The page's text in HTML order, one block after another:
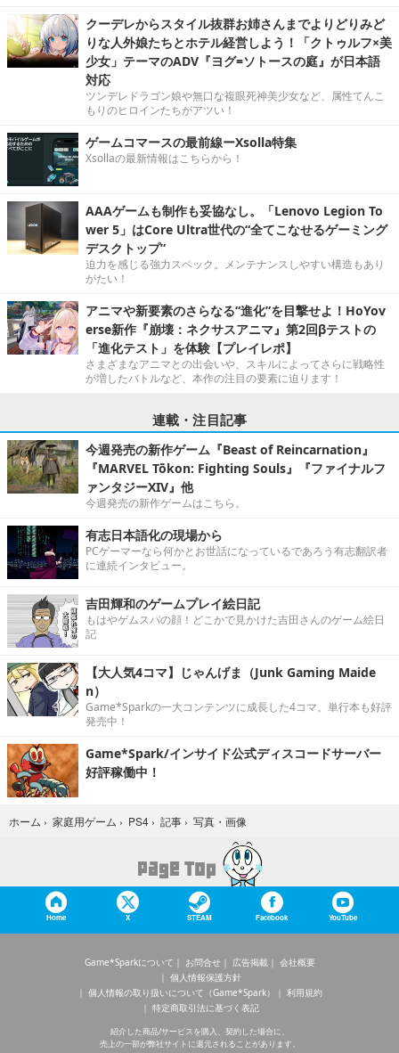
クーデレからスタイル抜群お姉さんまでよりどりみど
りな人外娘たちとホテル経営しよう！「クトゥルフ×美
少女」テーマのADV『ヨグ=ソトースの庭』が日本語
対応
ツンデレドラゴン娘や無口な複眼死神美少女など、属性てんこ
もりのヒロインたちがアツい！
ゲームコマースの最前線ーXsolla特集
Xsollaの最新情報はこちらから！
AAAゲームも制作も妥協なし。「Lenovo Legion To
wer 5」はCore Ultra世代の“全てこなせるゲーミング
デスクトップ”
迫力を感じる強力スペック。メンテナンスしやすい構造もあり
がたい！
アニマや新要素のさらなる“進化”を目撃せよ！HoYov
erse新作『崩壊：ネクサスアニマ』第2回βテストの
「進化テスト」を体験【プレイレポ】
さまざまなアニマとの出会いや、スキルによってさらに戦略性
が増したバトルなど、本作の注目の要素に迫ります！
連載・注目記事
今週発売の新作ゲーム『Beast of Reincarnation』
『MARVEL Tōkon: Fighting Souls』『ファイナルフ
ァンタジーXIV』他
今週発売の新作ゲームはこちら。
有志日本語化の現場から
PCゲーマーなら何かとお世話になっているであろう有志翻訳者
に連続インタビュー。
吉田輝和のゲームプレイ絵日記
もはやゲムスパの顔！どこかで見かけた吉田さんのゲーム絵日
記
【大人気4コマ】じゃんげま（Junk Gaming Maide
n）
Game*Sparkの一大コンテンツに成長した4コマ。単行本も好評
発売中！
Game*Spark/インサイド公式ディスコードサーバー
好評稼働中！
ホーム › 家庭用ゲーム › PS4 › 記事 › 写真・画像
Home X STEAM Facebook YouTube
Game*Sparkについて お問合せ 広告掲載
会社概要
個人情報保護方針
個人情報の取り扱いについて（Game*Spark）
利用規約
特定商取引法に基づく表記
紹介した商品/サービスを購入、契約した場合に、
売上の一部が弊社サイトに還元されることがあります。